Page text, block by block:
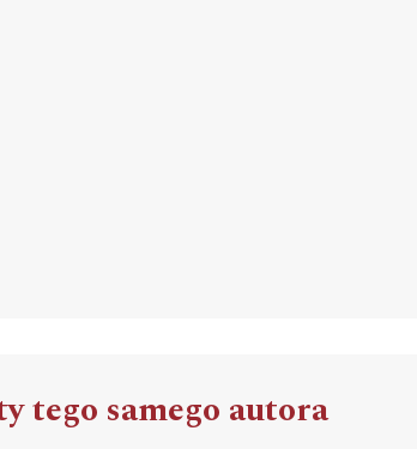
tego samego autora